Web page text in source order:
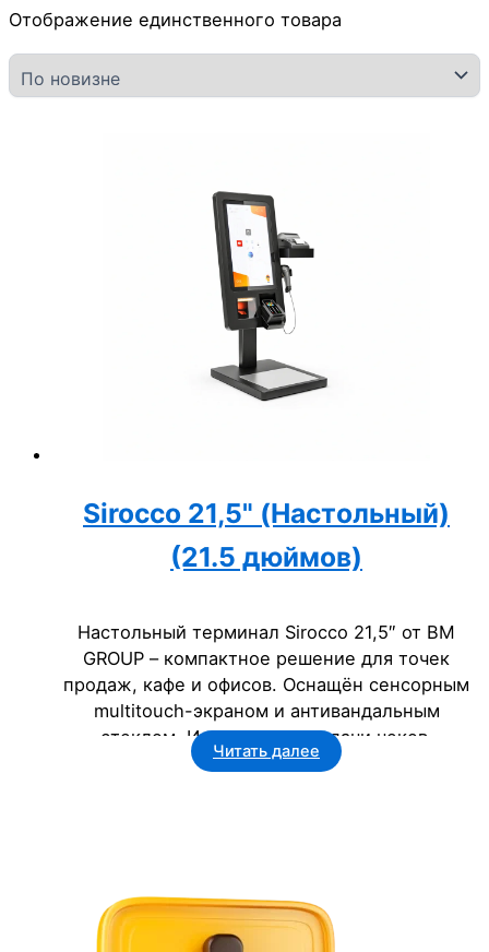
Отображение единственного товара
Sirocco 21,5" (Настольный)
(21.5 дюймов)
Настольный терминал Sirocco 21,5″ от BM
GROUP – компактное решение для точек
продаж, кафе и офисов. Оснащён сенсорным
multitouch-экраном и антивандальным
стеклом. Идеален для выдачи чеков,
регистрации гостей и интерактивных
Читать далее